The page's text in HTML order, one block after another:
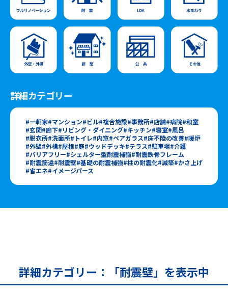
詳細カテゴリー
一軒家 マンション ビル 複合施設 事務所 店舗 病院 和室
玄関 廊下 リビング・ダイニング キッチン 寝室 風呂
脱衣所 洗面所 トイレ 内窓 ペアガラス 床不陸の改善 暖炉
外壁 外構 屋根 庭 ウッドデッキ テラス 駐車場 介護
バリアフリー シェルター型耐震補強 耐震鉄骨フレーム
耐震筋違 耐震壁 基礎の耐震補強 柱の耐震化 減築 かさ上げ
省エネ イメージパース
詳細カテゴリー：「耐震壁」を表示中